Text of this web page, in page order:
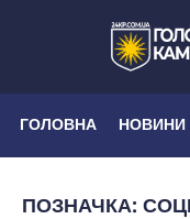
ГОЛОВНА НОВИНИ
ПОЗНАЧКА: